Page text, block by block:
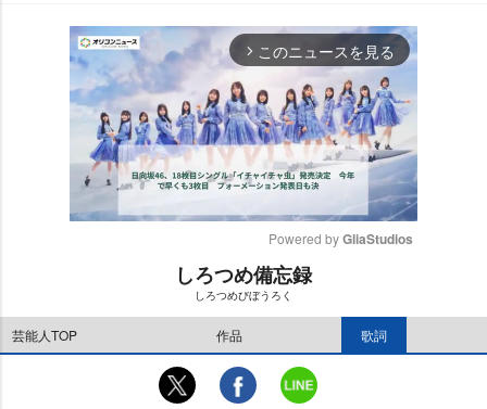
arrow_forward_ios このニュースを見る
Powered by GliaStudios
しろつめ備忘録
しろつめびぼうろく
芸能人TOP 作品 歌詞